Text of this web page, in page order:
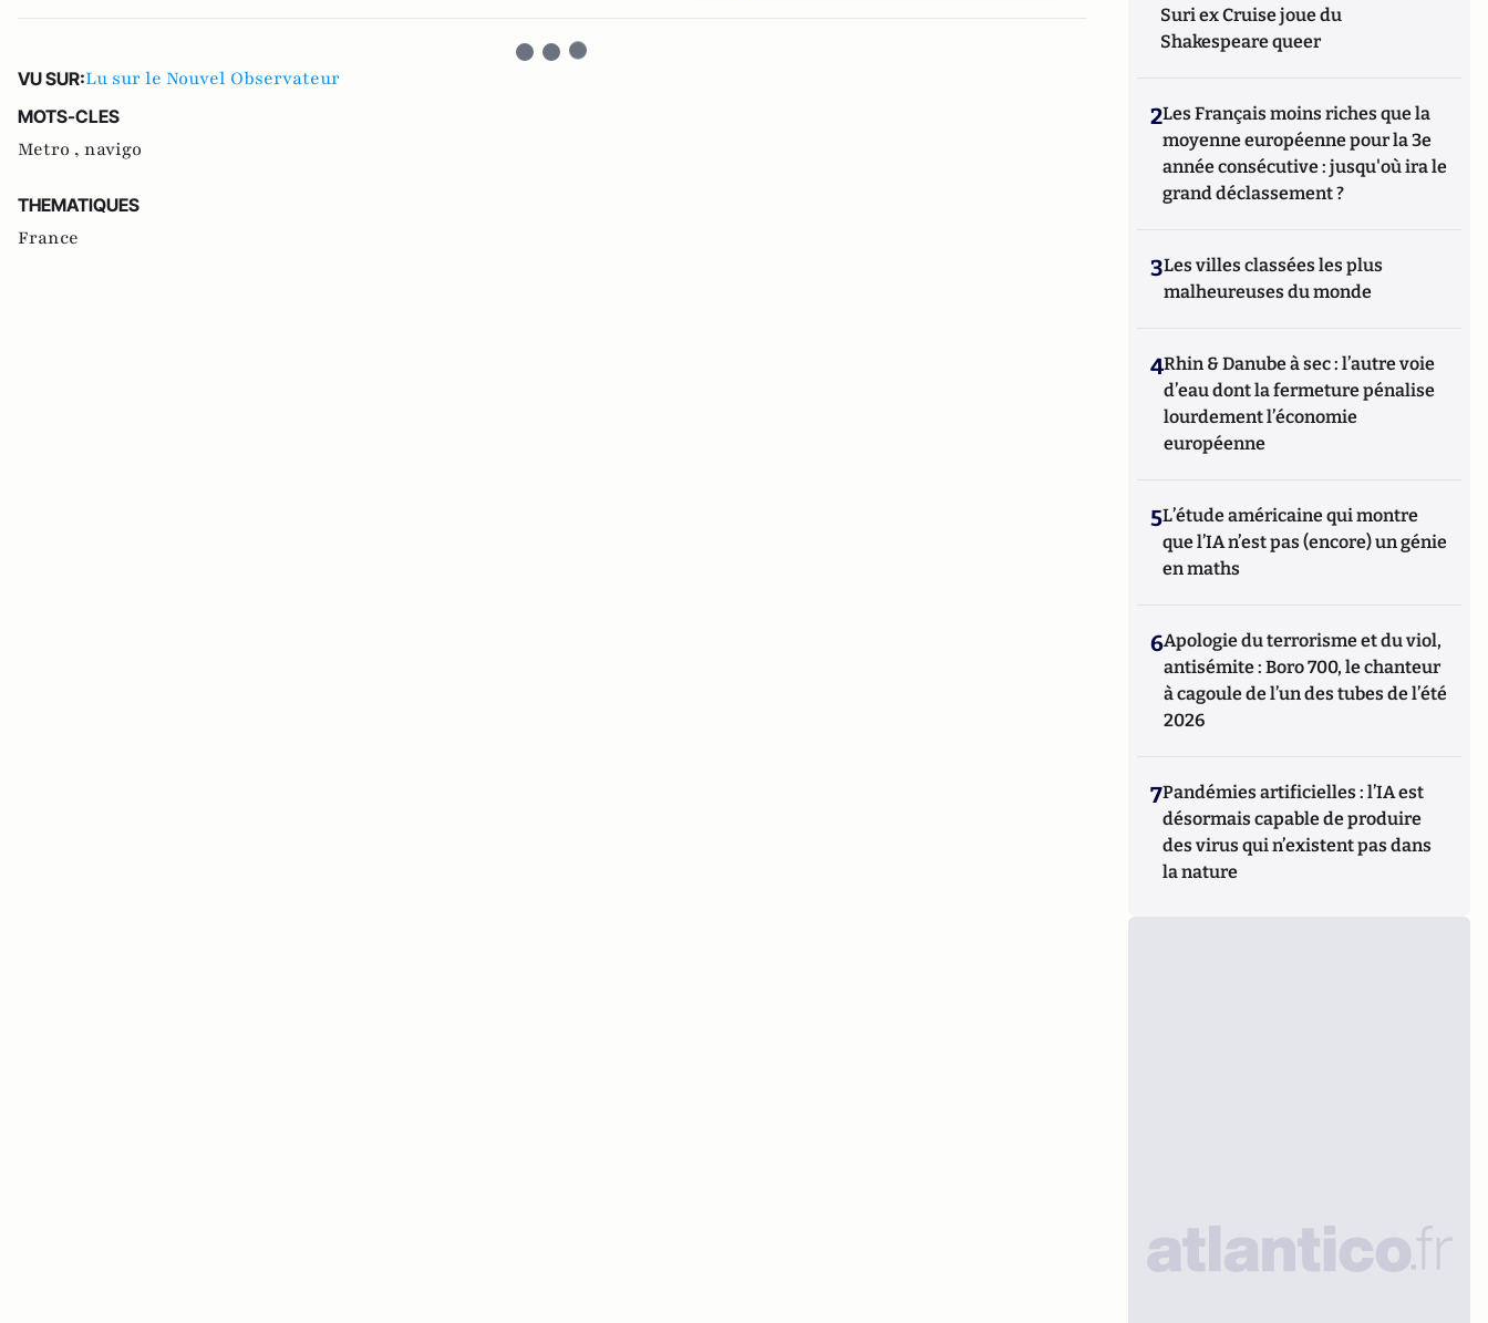
VU SUR:Lu sur le Nouvel Observateur
MOTS-CLES
Metro , navigo
THEMATIQUES
France
Suri ex Cruise joue du
Shakespeare queer
2Les Français moins riches que la
moyenne européenne pour la 3e
année consécutive : jusqu'où ira le
grand déclassement ?
3Les villes classées les plus
malheureuses du monde
4Rhin & Danube à sec : l’autre voie
d’eau dont la fermeture pénalise
lourdement l’économie
européenne
5L’étude américaine qui montre
que l’IA n’est pas (encore) un génie
en maths
6Apologie du terrorisme et du viol,
antisémite : Boro 700, le chanteur
à cagoule de l’un des tubes de l’été
2026
7Pandémies artificielles : l’IA est
désormais capable de produire
des virus qui n’existent pas dans
la nature